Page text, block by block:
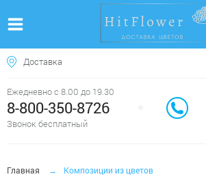
Доставка
Ежедневно с 8.00 до 19.30
8-800-350-8726
Звонок бесплатный
Главная Композиции из цветов